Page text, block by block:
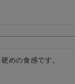
めの食感です。